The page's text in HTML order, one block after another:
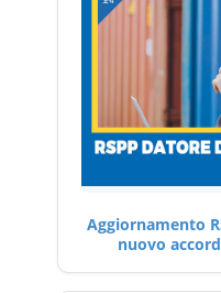
Aggiornamento
nuovo